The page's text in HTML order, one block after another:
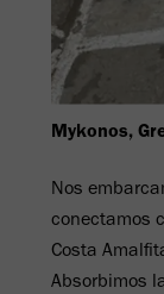
Nos
conectamos
Costa
Absorbimos
Mykonos,